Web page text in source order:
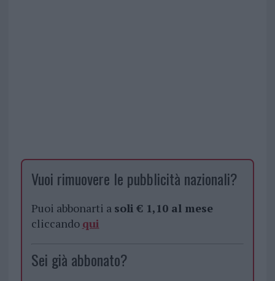
Vuoi rimuovere le pubblicità nazionali?
Puoi abbonarti a soli € 1,10 al mese
cliccando qui
Sei già abbonato?